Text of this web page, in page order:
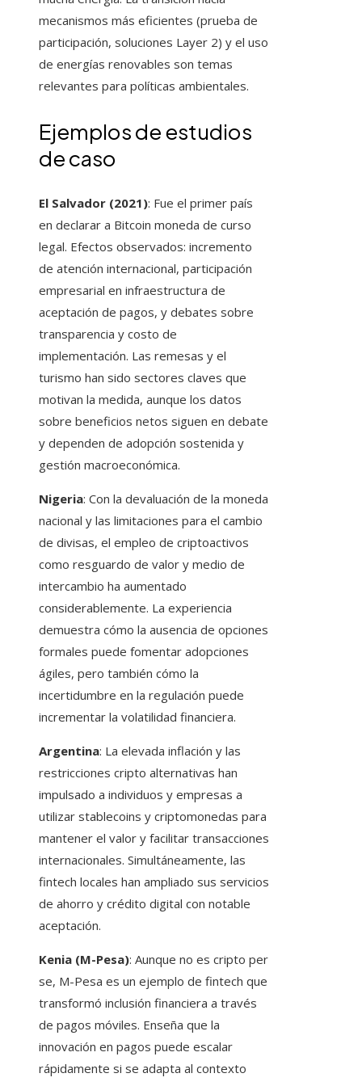
mecanismos más eficientes (prueba de
participación, soluciones Layer 2) y el uso
de energías renovables son temas
relevantes para políticas ambientales.
Ejemplos de estudios
de caso
El Salvador (2021): Fue el primer país
en declarar a Bitcoin moneda de curso
legal. Efectos observados: incremento
de atención internacional, participación
empresarial en infraestructura de
aceptación de pagos, y debates sobre
transparencia y costo de
implementación. Las remesas y el
turismo han sido sectores claves que
motivan la medida, aunque los datos
sobre beneficios netos siguen en debate
y dependen de adopción sostenida y
gestión macroeconómica.
Nigeria: Con la devaluación de la moneda
nacional y las limitaciones para el cambio
de divisas, el empleo de criptoactivos
como resguardo de valor y medio de
intercambio ha aumentado
considerablemente. La experiencia
demuestra cómo la ausencia de opciones
formales puede fomentar adopciones
ágiles, pero también cómo la
incertidumbre en la regulación puede
incrementar la volatilidad financiera.
Argentina: La elevada inflación y las
restricciones cripto alternativas han
impulsado a individuos y empresas a
utilizar stablecoins y criptomonedas para
mantener el valor y facilitar transacciones
internacionales. Simultáneamente, las
fintech locales han ampliado sus servicios
de ahorro y crédito digital con notable
aceptación.
Kenia (M-Pesa): Aunque no es cripto per
se, M-Pesa es un ejemplo de fintech que
transformó inclusión financiera a través
de pagos móviles. Enseña que la
innovación en pagos puede escalar
rápidamente si se adapta al contexto